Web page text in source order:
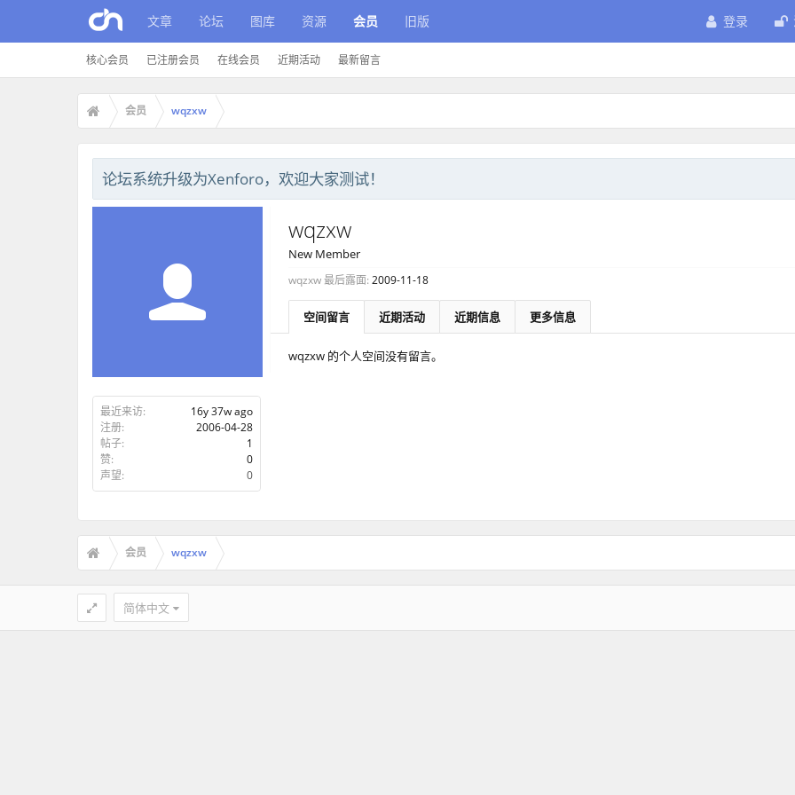
文章 论坛 图库 资源 会员
核心会员 已注册会员 在线会员 近期活动 最新留言
旧版 登录
会员 wqzxw
论坛系统升级为Xenforo，欢迎大家测试！
最近来访:
16y 37w ago
注册:
2006-04-28
帖子:
1
赞:
0
声望:
0
wqzxw
New Member
wqzxw 最后露面: 2009-11-18
空间留言 近期活动 近期信息 更多信息
wqzxw 的个人空间没有留言。
会员 wqzxw
简体中文